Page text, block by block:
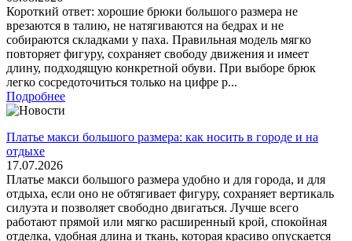
Короткий ответ: хорошие брюки большого размера не
врезаются в талию, не натягиваются на бедрах и не
собираются складками у паха. Правильная модель мягко
повторяет фигуру, сохраняет свободу движения и имеет
длину, подходящую конкретной обуви. При выборе брюк
легко сосредоточиться только на цифре р...
Подробнее
Платье макси большого размера: как носить в городе и на
отдыхе
17.07.2026
Платье макси большого размера удобно и для города, и для
отдыха, если оно не обтягивает фигуру, сохраняет вертикаль
силуэта и позволяет свободно двигаться. Лучше всего
работают прямой или мягко расширенный крой, спокойная
отделка, удобная длина и ткань, которая красиво опускается